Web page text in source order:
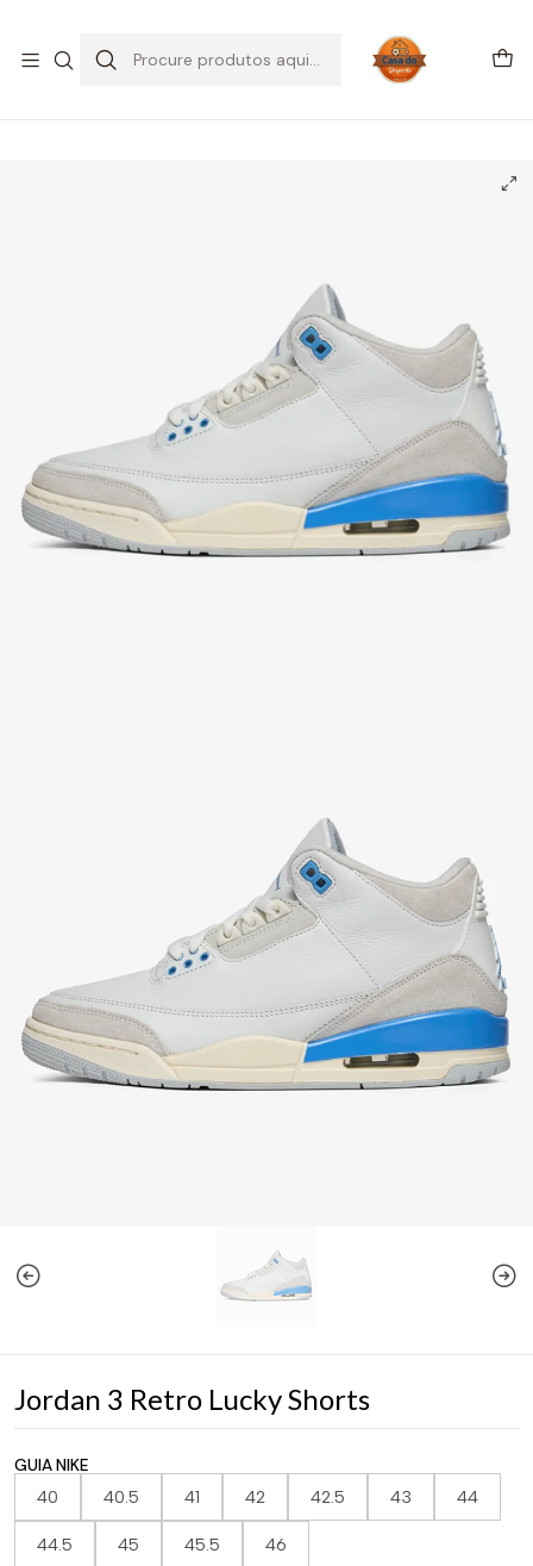
Início CALÇADO Air Jordan
Jordan 3
Jordan 3 Retro Lucky Shorts
GUIA NIKE
40 40.5 41 42 42.5 43 44
44.5 45 45.5 46